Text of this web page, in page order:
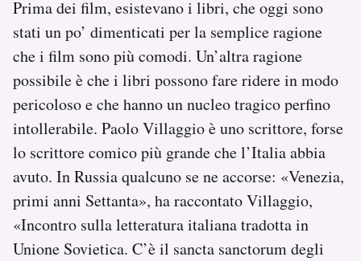
Prima dei film, esistevano i libri, che oggi sono
stati un po’ dimenticati per la semplice ragione
che i film sono più comodi. Un’altra ragione
possibile è che i libri possono fare ridere in modo
pericoloso e che hanno un nucleo tragico perfino
intollerabile. Paolo Villaggio è uno scrittore, forse
lo scrittore comico più grande che l’Italia abbia
avuto. In Russia qualcuno se ne accorse: «Venezia,
primi anni Settanta», ha raccontato Villaggio,
«Incontro sulla letteratura italiana tradotta in
Unione Sovietica. C’è il sancta sanctorum degli